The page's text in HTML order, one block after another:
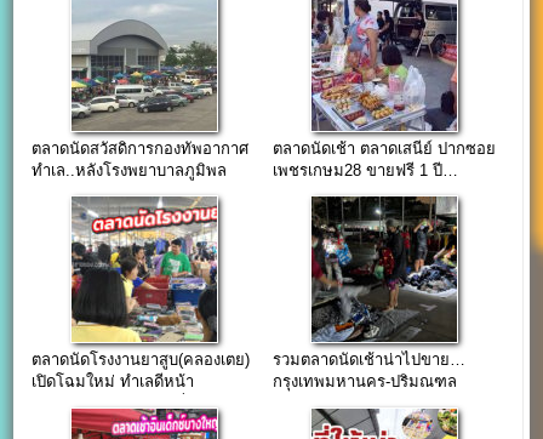
ตลาดนัดสวัสดิการกองทัพอากาศ
ทำเล..หลังโรงพยาบาลภูมิพล
ตลาดนัดเช้า ตลาดเสนีย์ ปากซอย
เพชรเกษม28 ขายฟรี 1 ปี…
ตลาดนัดโรงงานยาสูบ(คลองเตย)
เปิดโฉมใหม่ ทำเลดีหน้า
รวมตลาดนัดเช้าน่าไปขาย…
กรุงเทพมหานคร-ปริมณฑล